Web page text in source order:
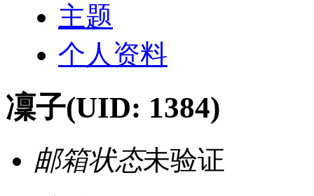
主题
个人资料
凜子(UID: 1384)
邮箱状态未验证